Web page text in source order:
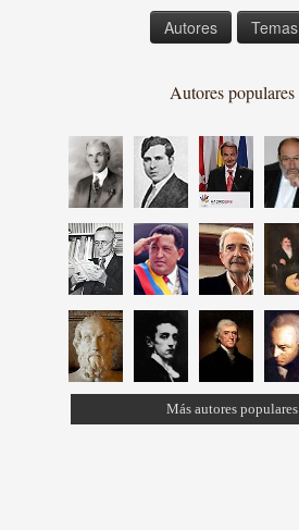
Autores Temas
Autores populares
Más autores populares